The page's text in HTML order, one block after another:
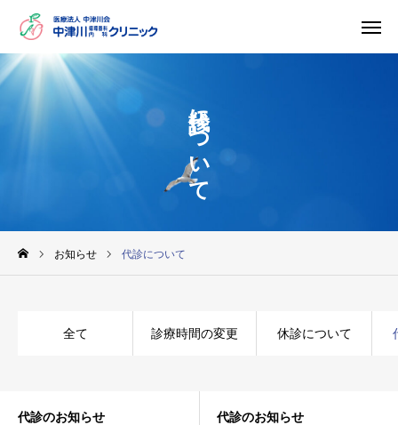
代診について
お知らせ 代診について
全て 診療時間の変更 休診について
代診のお知らせ 代診のお知らせ
電話予約
院長挨拶
院内紹介